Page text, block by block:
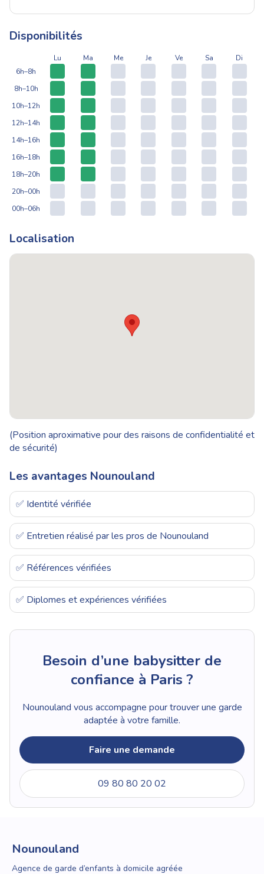
Disponibilités
Lu Ma Me Je Ve Sa
Di
6h–8h
8h–10h
10h–12h
12h–14h
14h–16h
16h–18h
18h–20h
20h–00h
00h–06h
Localisation
(Position aproximative pour des raisons de confidentialité et
de sécurité)
Les avantages Nounouland
✅ Identité vérifiée
✅ Entretien réalisé par les pros de Nounouland
✅ Références vérifiées
✅ Diplomes et expériences vérifiées
Besoin d’une babysitter de
confiance à Paris ?
Nounouland vous accompagne pour trouver une garde
adaptée à votre famille.
Faire une demande
09 80 80 20 02
Nounouland
Agence de garde d’enfants à domicile agréée